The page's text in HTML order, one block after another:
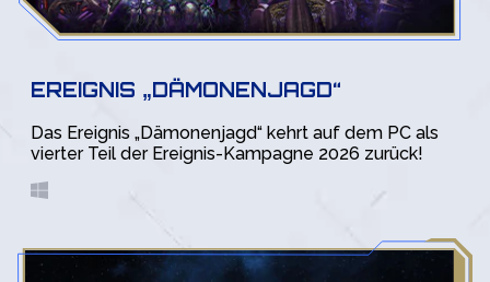
EREIGNIS „DÄMONENJAGD“
Das Ereignis „Dämonenjagd“ kehrt auf dem PC als
vierter Teil der Ereignis-Kampagne 2026 zurück!